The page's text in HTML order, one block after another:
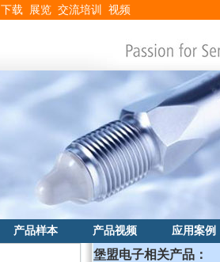
下载 展览 交流培训 视频
产品样本 产品视频 应用案例
堡盟电子相关产品：